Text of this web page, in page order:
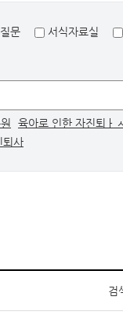
문 서식자료실
육아로 인한 자진퇴ㅏ
퇴사
검